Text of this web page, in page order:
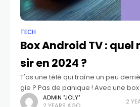
TECH
Box Android TV :
sir en 2024 ?
T'as une télé qui traîne un peu
gie ? Pas de panique ! Avec une
mme lui donner une seconde
ADMIN "JOLY"
2